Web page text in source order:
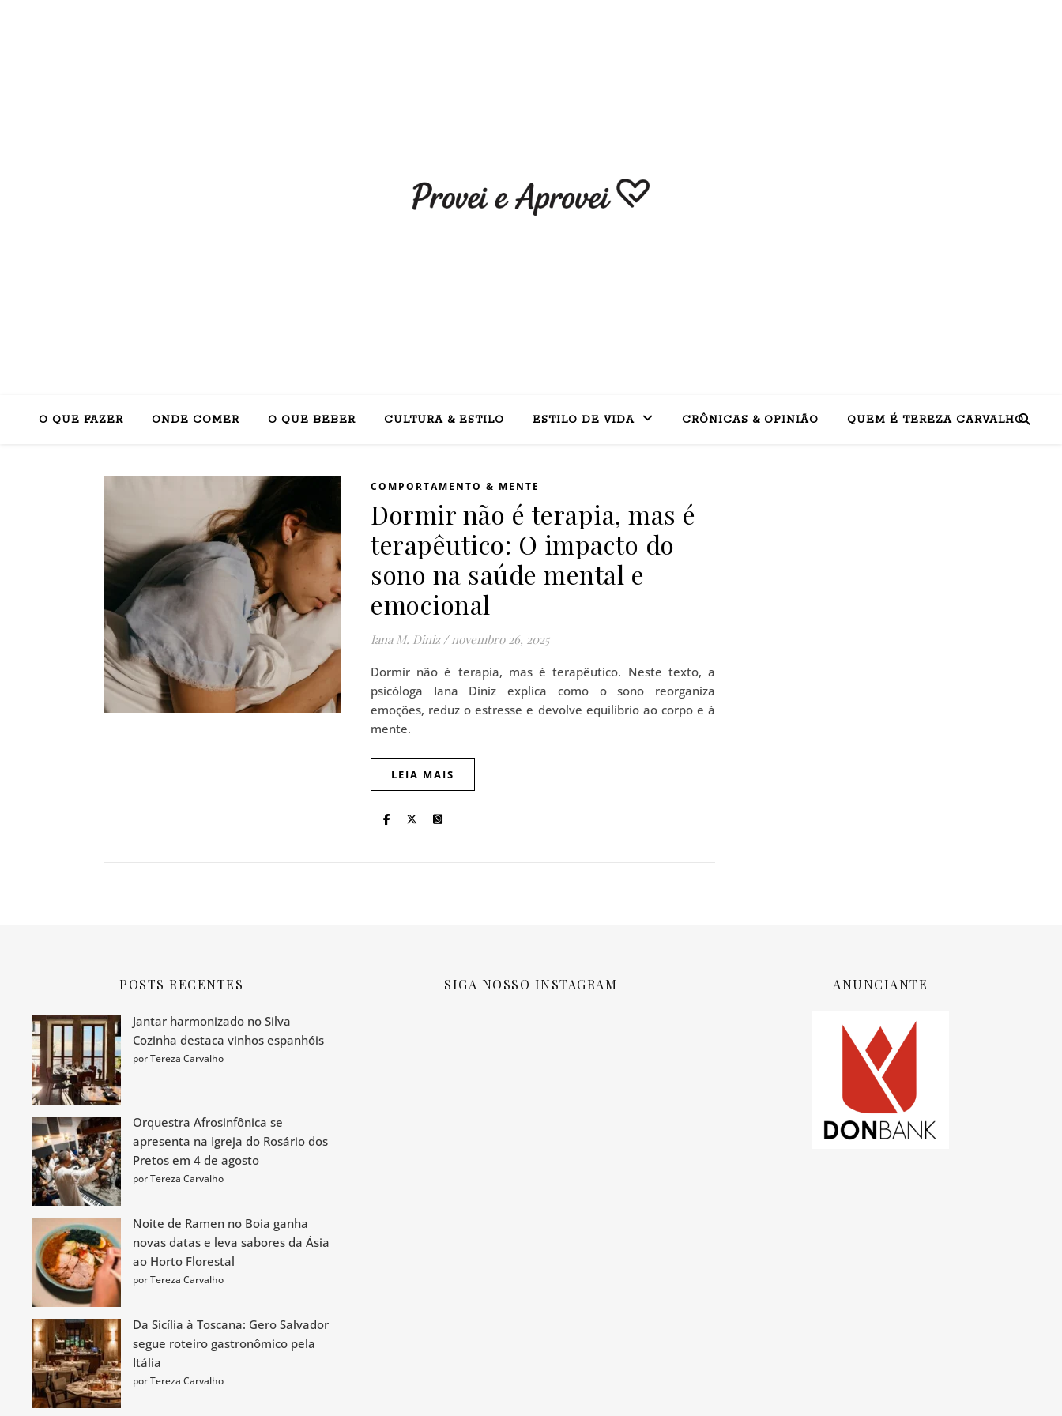
O QUE FAZER ONDE COMER O QUE BEBER CULTURA & ESTILO ESTILO DE VIDA CRÔNICAS & OPINIÃO QUEM É TEREZA CARVALHO
COMPORTAMENTO & MENTE
Dormir não é terapia, mas é
terapêutico: O impacto do
sono na saúde mental e
emocional
Iana M. Diniz / novembro 26, 2025
Dormir não é terapia, mas é terapêutico. Neste texto, a
psicóloga Iana Diniz explica como o sono reorganiza
emoções, reduz o estresse e devolve equilíbrio ao corpo e à
mente.
LEIA MAIS
POSTS RECENTES
Jantar harmonizado no Silva
Cozinha destaca vinhos espanhóis
por Tereza Carvalho
Orquestra Afrosinfônica se
apresenta na Igreja do Rosário dos
Pretos em 4 de agosto
por Tereza Carvalho
Noite de Ramen no Boia ganha
novas datas e leva sabores da Ásia
ao Horto Florestal
por Tereza Carvalho
Da Sicília à Toscana: Gero Salvador
segue roteiro gastronômico pela
Itália
por Tereza Carvalho
SIGA NOSSO INSTAGRAM ANUNCIANTE